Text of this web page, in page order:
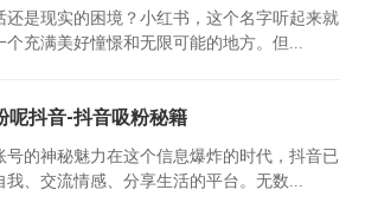
还是现实的困境？小红书，这个名字听起来就
充满美好憧憬和无限可能的地方。但...
呢抖音-抖音吸粉秘籍
号的神秘魅力在这个信息爆炸的时代，抖音已
、交流情感、分享生活的平台。无数...